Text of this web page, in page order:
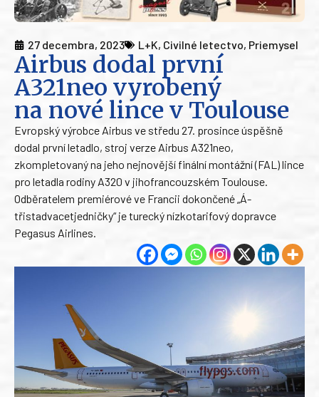
27 decembra, 2023 L+K, Civilné letectvo, Priemysel
Airbus dodal první
A321neo vyrobený
na nové lince v Toulouse
Evropský výrobce Airbus ve středu 27. prosince úspěšně
dodal první letadlo, stroj verze Airbus A321neo,
zkompletovaný na jeho nejnovější finální montážní (FAL) lince
pro letadla rodiny A320 v jihofrancouzském Toulouse.
Odběratelem premiérové ve Francii dokončené „Á-
třistadvacetjedničky“ je turecký nízkotarifový dopravce
Pegasus Airlines.